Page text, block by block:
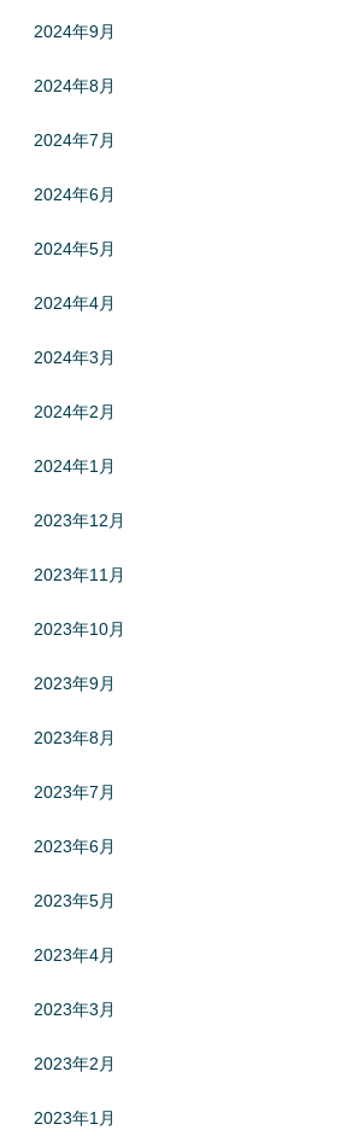
2024年9月
2024年8月
2024年7月
2024年6月
2024年5月
2024年4月
2024年3月
2024年2月
2024年1月
2023年12月
2023年11月
2023年10月
2023年9月
2023年8月
2023年7月
2023年6月
2023年5月
2023年4月
2023年3月
2023年2月
2023年1月